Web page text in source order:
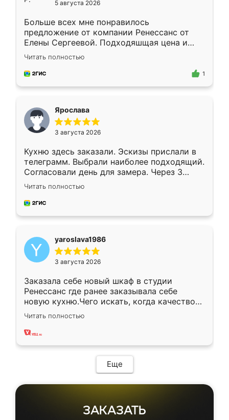
5 августа 2026
Больше всех мне понравилось
предложение от компании Ренессанс от
Елены Сергеевой. Подходяшщая цена и
короткие сроки изготовления. Приехавший
для замера сотрудник Владислав
предложил по моему эскизу самый
Читать полностью
1
Ярослава
3 августа 2026
Кухню здесь заказали. Эскизы прислали в
телеграмм. Выбрали наиболее подходящий.
Согласовали день для замера. Через 3
недели кухня была уже готова. Остались
довольны работой. Спасибо Ренессанс
мебель за качественную работу!
Читать полностью
yaroslava1986
3 августа 2026
Заказала себе новый шкаф в студии
Ренессанс где ранее заказывала себе
новую кухню.Чего искать, когда качеством
вполне довольна. Служит кухня уже почти
два года, нареканий нет.
Читать полностью
Еще
ЗАКАЗАТЬ